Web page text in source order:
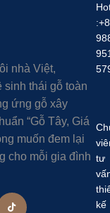
nhà Việt,
sinh thái gỗ toàn
ứng gỗ xây
“Gỗ Tây, Giá
muốn đem lại
cho mỗi gia đình tư
kế